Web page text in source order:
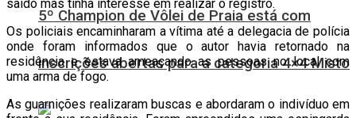
5º Champion de Vôlei de Praia está com
inscrições abertas para a categoria 4×4 Misto
saído mas tinha interesse em realizar o registro.
Os policiais encaminharam a vítima até a delegacia de polícia
onde foram informados que o autor havia retornado na
residência e estava ameaçando as pessoas no local com
uma arma de fogo.
As guarnições realizaram buscas e abordaram o indivíduo em